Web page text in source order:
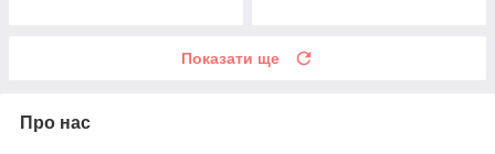
Показати ще
Про нас